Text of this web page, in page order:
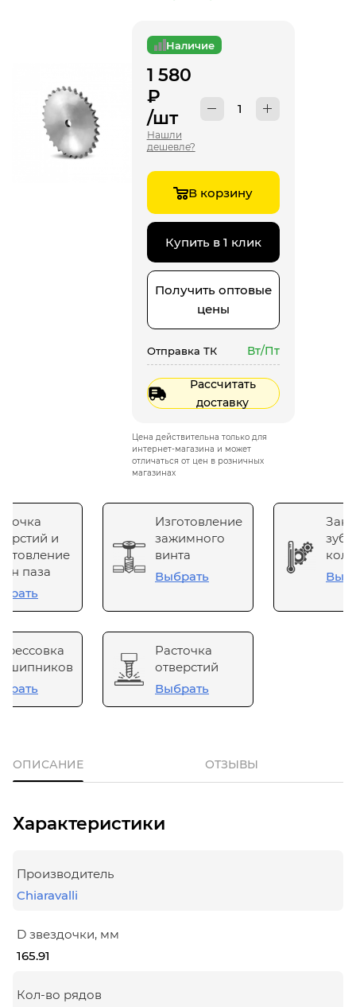
Наличие
1 580
₽
/шт
Нашли
дешевле?
В корзину
Купить в 1 клик
Получить оптовые
цены
Отправка ТК Вт/Пт
Рассчитать
доставку
Цена действительна только для
интернет-магазина и может
отличаться от цен в розничных
магазинах
и
паза
Изготовление
зажимного
винта
Выбрать
Расточка
отверстий
Выбрать
ОПИСАНИЕ ОТЗЫВЫ
Характеристики
Производитель
Chiaravalli
D звездочки, мм
165.91
Кол-во рядов